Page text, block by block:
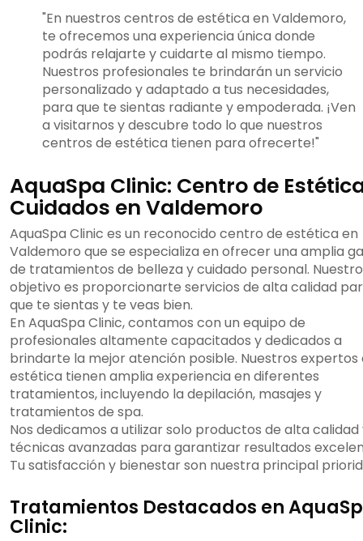
"En nuestros centros de estética en Valdemoro,
te ofrecemos una experiencia única donde
podrás relajarte y cuidarte al mismo tiempo.
Nuestros profesionales te brindarán un servicio
personalizado y adaptado a tus necesidades,
para que te sientas radiante y empoderada. ¡Ven
a visitarnos y descubre todo lo que nuestros
centros de estética tienen para ofrecerte!"
AquaSpa Clinic: Centro de
Cuidados en Valdemoro
AquaSpa Clinic es un reconocido centro de estética en
Valdemoro que se especializa en ofrecer una amplia
de tratamientos de belleza y cuidado personal. Nuestro
objetivo es proporcionarte servicios de alta calidad
que te sientas y te veas bien.
En AquaSpa Clinic, contamos con un equipo de
profesionales altamente capacitados y dedicados a
brindarte la mejor atención posible. Nuestros expertos
estética tienen amplia experiencia en diferentes
tratamientos, incluyendo la depilación, masajes y
tratamientos de spa.
Nos dedicamos a utilizar solo productos de alta calidad
técnicas avanzadas para garantizar resultados
Tu satisfacción y bienestar son nuestra principal
Tratamientos Destacados en
Clinic: